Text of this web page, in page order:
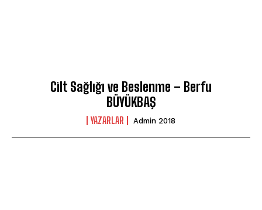
Cilt Sağlığı ve Beslenme – Berfu
BÜYÜKBAŞ
YAZARLAR Admin 2018